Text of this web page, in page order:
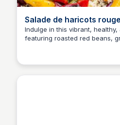
Salade de haricots
grillés, semoule et cumin
Indulge in this vibrant,
featuring roasted red beans,